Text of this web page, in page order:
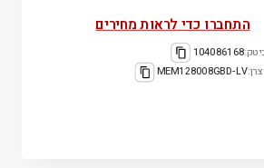
התחברו כדי לראות מחירים
104086168
MEM128008GBD-LV